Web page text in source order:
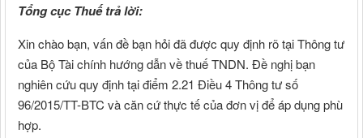
Tổng cục Thuế trả lời:
Xin chào bạn, vấn đề bạn hỏi đã được quy định rõ tại Thông tư
của Bộ Tài chính hướng dẫn về thuế TNDN. Đề nghị bạn
nghiên cứu quy định tại điểm 2.21 Điều 4 Thông tư số
96/2015/TT-BTC và căn cứ thực tế của đơn vị để áp dụng phù
hợp.